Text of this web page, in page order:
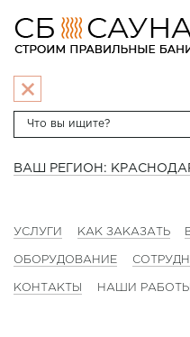
ВАШ РЕГИОН:
УСЛУГИ КАК ЗАКАЗАТЬ
ОБОРУДОВАНИЕ
КОНТАКТЫ НАШИ РАБОТЫ